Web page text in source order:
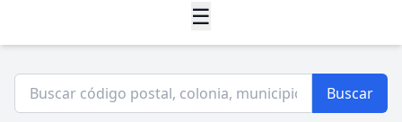
☰
Buscar